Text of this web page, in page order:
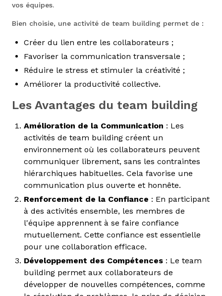
vos équipes.
Bien choisie, une activité de team building permet de :
Créer du lien entre les collaborateurs ;
Favoriser la communication transversale ;
Réduire le stress et stimuler la créativité ;
Améliorer la productivité collective.
Les Avantages du team building
Amélioration de la Communication : Les
activités de team building créent un
environnement où les collaborateurs peuvent
communiquer librement, sans les contraintes
hiérarchiques habituelles. Cela favorise une
communication plus ouverte et honnête.
Renforcement de la Confiance : En participant
à des activités ensemble, les membres de
l'équipe apprennent à se faire confiance
mutuellement. Cette confiance est essentielle
pour une collaboration efficace.
Développement des Compétences : Le team
building permet aux collaborateurs de
développer de nouvelles compétences, comme